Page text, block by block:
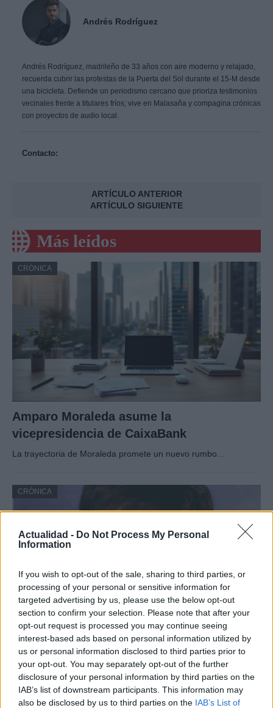
Actualidad - Do Not Process My Personal
Information
If you wish to opt-out of the sale, sharing to third parties, or
processing of your personal or sensitive information for
targeted advertising by us, please use the below opt-out
section to confirm your selection. Please note that after your
opt-out request is processed you may continue seeing
interest-based ads based on personal information utilized by
us or personal information disclosed to third parties prior to
your opt-out. You may separately opt-out of the further
disclosure of your personal information by third parties on the
IAB’s list of downstream participants. This information may
also be disclosed by us to third parties on the IAB’s List of
Andrés Rodríguez
Andrés Rodríguez, madrileño de 33 años con aire moderno y relajado,
recuerda cubrir las protestas de la Puerta del Sol durante el 15-M desde
una bicicleta. Defiende un periodismo cercano que prioriza testimonios
vecinales frente a titulares fríos; vive en Malasaña y compagina crónicas
con proyectos de audio local.
Contacto:
ARTÍCULO ANTERIOR
ARTÍCULO SIGUIENTE
Más leídos
CRÓNICA
Amparo Moraleda asume la
vicepresidencia de CaixaBank
La trayectoria de Moraleda promete un nuevo rumbo…
CRÓNICA
Nuevo giro en el caso Yéremi Vargas:
desvelan el informe forense
El ‘caso Yéremi Vargas’, el niño desaparecido en 2007…